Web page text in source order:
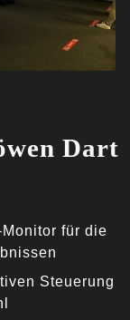
Dart
für die
Steuerung